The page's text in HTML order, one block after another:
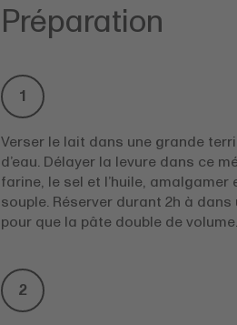
Préparation
Verser le lait dans une grande
d’eau. Délayer la levure dans ce
farine, le sel et l’huile, amalgamer
souple. Réserver durant 2h à
pour que la pâte double de volume.